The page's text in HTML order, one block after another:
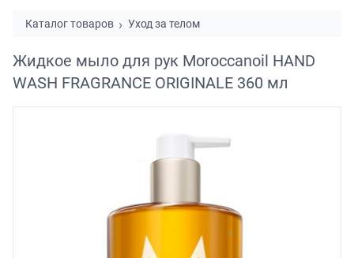
Каталог товаров Уход за телом
Жидкое мыло для рук Moroccanoil HAND
WASH FRAGRANCE ORIGINALE 360 мл